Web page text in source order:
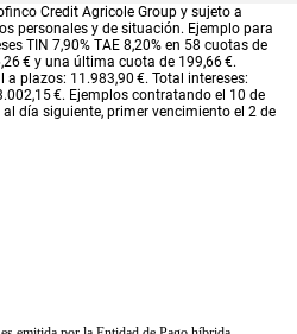
Credit Agricole Group y sujeto a
personales y de situación. Ejemplo para
TIN 7,90% TAE 8,20% en 58 cuotas de
€ y una última cuota de 199,66 €.
plazos: 11.983,90 €. Total intereses:
€. Ejemplos contratando el 10 de
día siguiente, primer vencimiento el 2 de